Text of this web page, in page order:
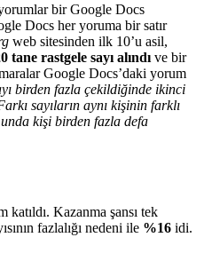
bir Google Docs
Docs her yoruma bir satır
web sitesinden ilk 10’u asil,
tane rastgele sayı alındı ve bir
Google Docs’daki yorum
birden fazla çekildiğinde ikinci
sayıların aynı kişinin farklı
kişi birden fazla defa
Kazanma şansı tek
fazlalığı nedeni ile %16 idi.